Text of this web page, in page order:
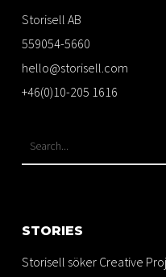
Storisell AB
559054-5660
hello@storisell.com
+46(0)10-205 1616
STORIES
Storisell söker Creative